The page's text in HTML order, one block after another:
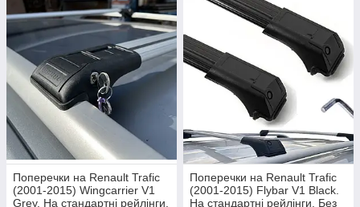
Поперечки на Renault Trafic
(2001-2015) Wingcarrier V1
Grey. На стандартні рейлінги.
Поперечки на Renault Trafic
(2001-2015) Flybar V1 Black.
На стандартні рейлінги. Без